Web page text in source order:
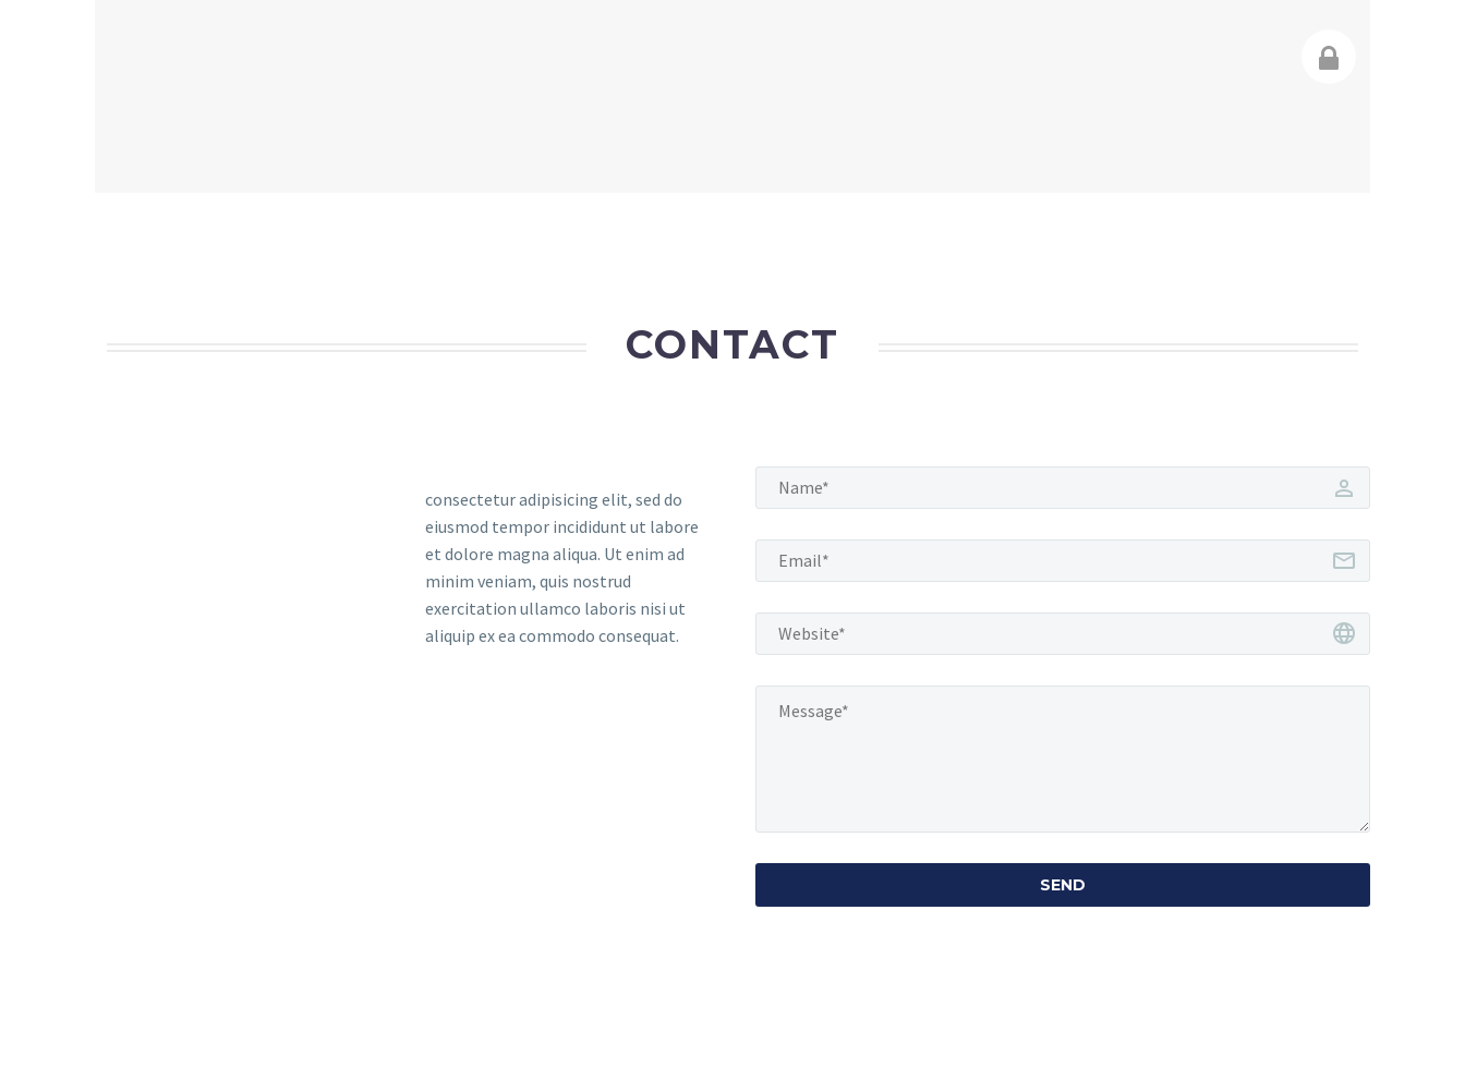
CONTACT
consectetur adipisicing elit, sed do
eiusmod tempor incididunt ut labore
et dolore magna aliqua. Ut enim ad
minim veniam, quis nostrud
exercitation ullamco laboris nisi ut
aliquip ex ea commodo consequat.